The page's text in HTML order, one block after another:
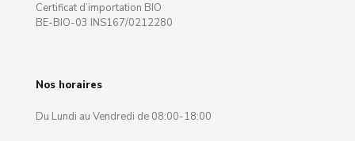
Certificat d’importation BIO
BE-BIO-03 INS167/0212280
Nos horaires
Du Lundi au Vendredi de 08:00-18:00